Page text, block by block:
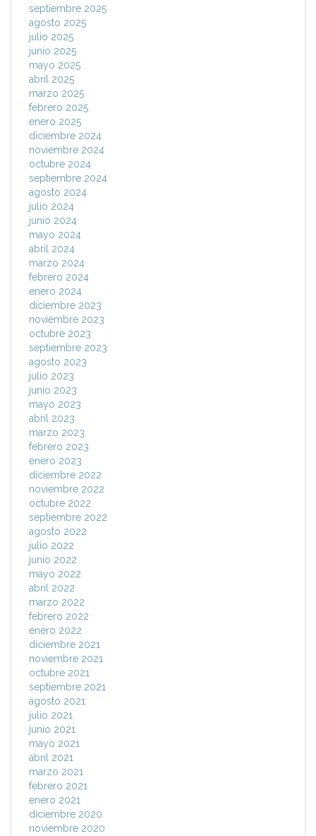
septiembre 2025
agosto 2025
julio 2025
junio 2025
mayo 2025
abril 2025
marzo 2025
febrero 2025
enero 2025
diciembre 2024
noviembre 2024
octubre 2024
septiembre 2024
agosto 2024
julio 2024
junio 2024
mayo 2024
abril 2024
marzo 2024
febrero 2024
enero 2024
diciembre 2023
noviembre 2023
octubre 2023
septiembre 2023
agosto 2023
julio 2023
junio 2023
mayo 2023
abril 2023
marzo 2023
febrero 2023
enero 2023
diciembre 2022
noviembre 2022
octubre 2022
septiembre 2022
agosto 2022
julio 2022
junio 2022
mayo 2022
abril 2022
marzo 2022
febrero 2022
enero 2022
diciembre 2021
noviembre 2021
octubre 2021
septiembre 2021
agosto 2021
julio 2021
junio 2021
mayo 2021
abril 2021
marzo 2021
febrero 2021
enero 2021
diciembre 2020
noviembre 2020